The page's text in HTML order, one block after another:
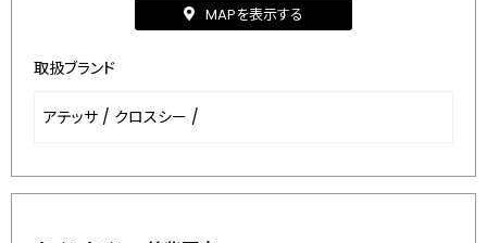
MAPを表示する
取扱ブランド
アテッサ / クロスシー /